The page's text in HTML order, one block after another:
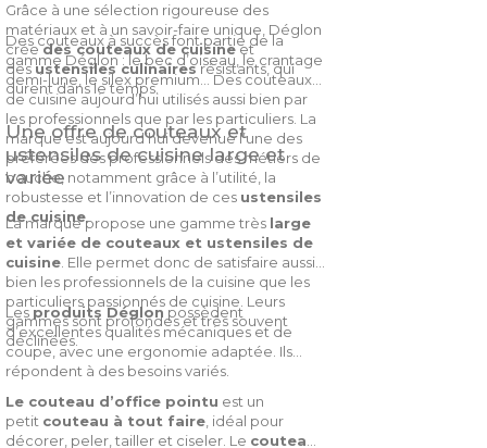
Grâce à une sélection rigoureuse des
matériaux et à un savoir-faire unique, Déglon
créedes couteaux de cuisineet
des ustensiles culinairesrésistants, qui
durent dans le temps.
Des couteaux à succès font partie de la
gamme Déglon : le bec d’oiseau, le crantage
demi-lune, le silex premium… Des couteaux
de cuisine aujourd’hui utilisés aussi bien par
les professionnels que par les particuliers. La
marque est aujourd’hui devenue l’une des
préférées des professionnels des métiers de
bouche, notamment grâce à l’utilité, la
robustesse et l’innovation de ces ustensiles
de cuisine
Une offre de couteaux et
ustensiles de cuisine large et
variée
La marque propose une gamme très large
et variée de couteaux et ustensiles de
cuisine . Elle permet donc de satisfaire aussi
bien les professionnels de la cuisine que les
particuliers passionnés de cuisine. Leurs
gammes sont profondes et très souvent
déclinées.
Lesproduits Déglonpossèdent
d’excellentes qualités mécaniques et de
coupe, avec une ergonomie adaptée. Ils
répondent à des besoins variés.
Le couteau d’office pointu est un
petit couteau à tout faire , idéal pour
décorer, peler, tailler et ciseler. Le couteau